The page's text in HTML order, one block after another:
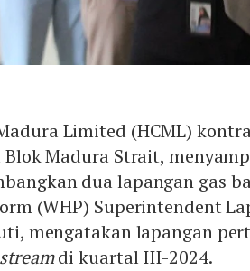
Limited (HCML)
Blok Madura Strait,
dua lapangan gas
(WHP) Superintendent
mengatakan lapangan
di kuartal III-2024.